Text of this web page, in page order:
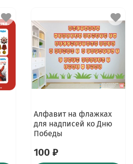
Алфавит на флажках
для надписей ко Дню
Победы
100 ₽